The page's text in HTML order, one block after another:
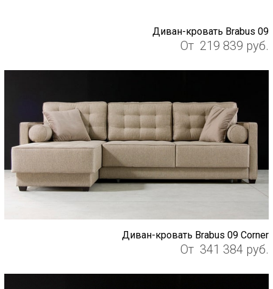
Диван-кровать Brabus 09
От 219 839 руб.
Диван-кровать Brabus 09 Corner
От 341 384 руб.